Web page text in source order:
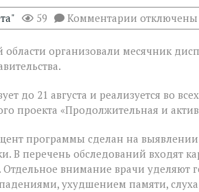
59 Комментарии к
записи
Дону
для
людей
возраста
отключены
области организовали месячник
до 21 августа и реализуется во
проекта «Продолжительная и
программы сделан на
В перечень обследований входят
Отдельное внимание врачи уделяют
ухудшением памяти,